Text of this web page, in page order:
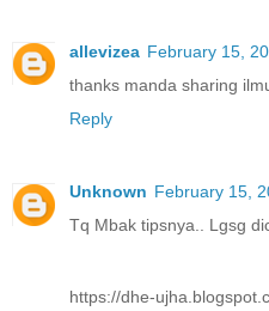
allevizea February 15,
thanks manda sharing
Reply
Unknown February 15,
Tq Mbak tipsnya.. Lgsg
https://dhe-